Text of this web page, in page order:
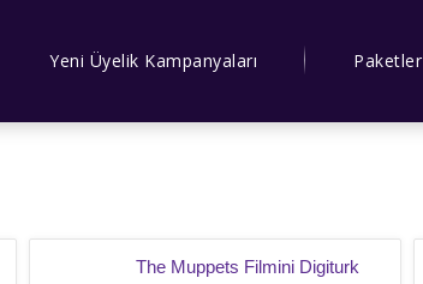
Yeni Üyelik Kampanyaları Paketler
The Muppets Filmini Digiturk